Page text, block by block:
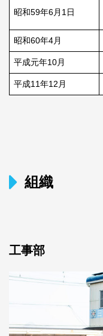
昭和59年6月1日
昭和60年4月
平成元年10月
平成11年12月
組織
工事部